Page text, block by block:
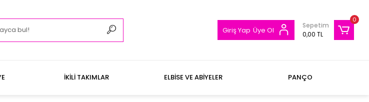
Giriş Yap Üye Ol
0
Sepetim
0,00 TL
İKİLİ TAKIMLAR ELBİSE VE ABİYELER PANÇO